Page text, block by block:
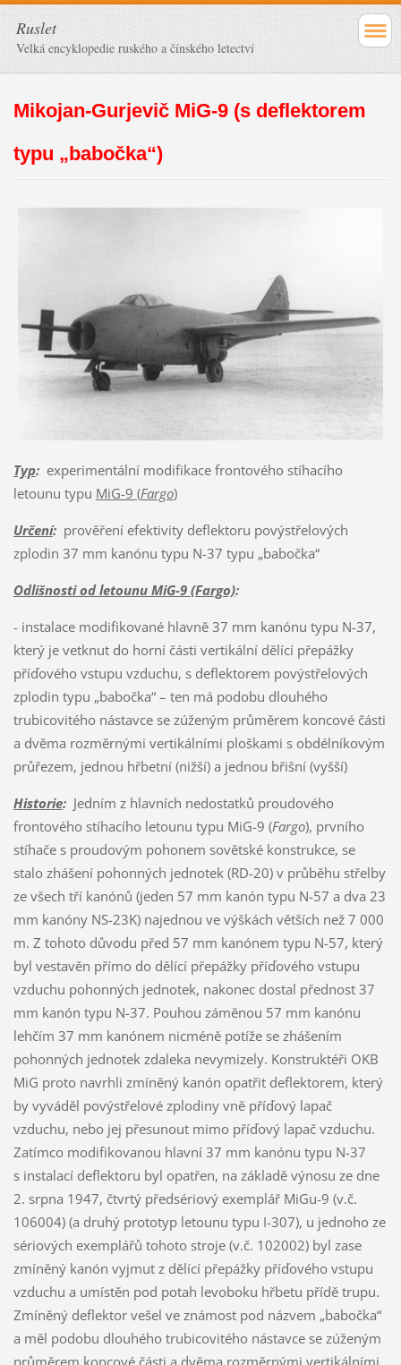
Ruslet
Velká encyklopedie ruského a čínského letectví
Mikojan-Gurjevič MiG-9 (s deflektorem
typu „babočka“)
Typ:experimentální modifikace frontového stíhacího
letounu typu MiG-9 (Fargo)
Určení:prověření efektivity deflektoru povýstřelových
zplodin 37 mm kanónu typu N-37 typu „babočka“
Odlišnosti od letounu MiG-9 (Fargo):
- instalace modifikované hlavně 37 mm kanónu typu N-37,
který je vetknut do horní části vertikální dělící přepážky
příďového vstupu vzduchu, s deflektorem povýstřelových
zplodin typu „babočka“ – ten má podobu dlouhého
trubicovitého nástavce se zúženým průměrem koncové části
a dvěma rozměrnými vertikálními ploškami s obdélníkovým
průřezem, jednou hřbetní (nižší) a jednou břišní (vyšší)
Historie:Jedním z hlavních nedostatků proudového
frontového stíhacího letounu typu MiG-9 (Fargo), prvního
stíhače s proudovým pohonem sovětské konstrukce, se
stalo zhášení pohonných jednotek (RD-20) v průběhu střelby
ze všech tří kanónů (jeden 57 mm kanón typu N-57 a dva 23
mm kanóny NS-23K) najednou ve výškách větších než 7 000
m. Z tohoto důvodu před 57 mm kanónem typu N-57, který
byl vestavěn přímo do dělící přepážky příďového vstupu
vzduchu pohonných jednotek, nakonec dostal přednost 37
mm kanón typu N-37. Pouhou záměnou 57 mm kanónu
lehčím 37 mm kanónem nicméně potíže se zhášením
pohonných jednotek zdaleka nevymizely. Konstruktéři OKB
MiG proto navrhli zmíněný kanón opatřit deflektorem, který
by vyváděl povýstřelové zplodiny vně příďový lapač
vzduchu, nebo jej přesunout mimo příďový lapač vzduchu.
Zatímco modifikovanou hlavní 37 mm kanónu typu N-37
s instalací deflektoru byl opatřen, na základě výnosu ze dne
2. srpna 1947, čtvrtý předsériový exemplář MiGu-9 (v.č.
106004) (a druhý prototyp letounu typu I-307), u jednoho ze
sériových exemplářů tohoto stroje (v.č. 102002) byl zase
zmíněný kanón vyjmut z dělící přepážky příďového vstupu
vzduchu a umístěn pod potah levoboku hřbetu přídě trupu.
Zmíněný deflektor vešel ve známost pod názvem „babočka“
a měl podobu dlouhého trubicovitého nástavce se zúženým
průměrem koncové části a dvěma rozměrnými vertikálními